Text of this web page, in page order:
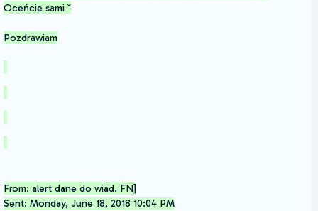
Oceńcie sami ˘
Pozdrawiam
From: alert dane do wiad. FN]
Sent: Monday, June 18, 2018 10:04 PM